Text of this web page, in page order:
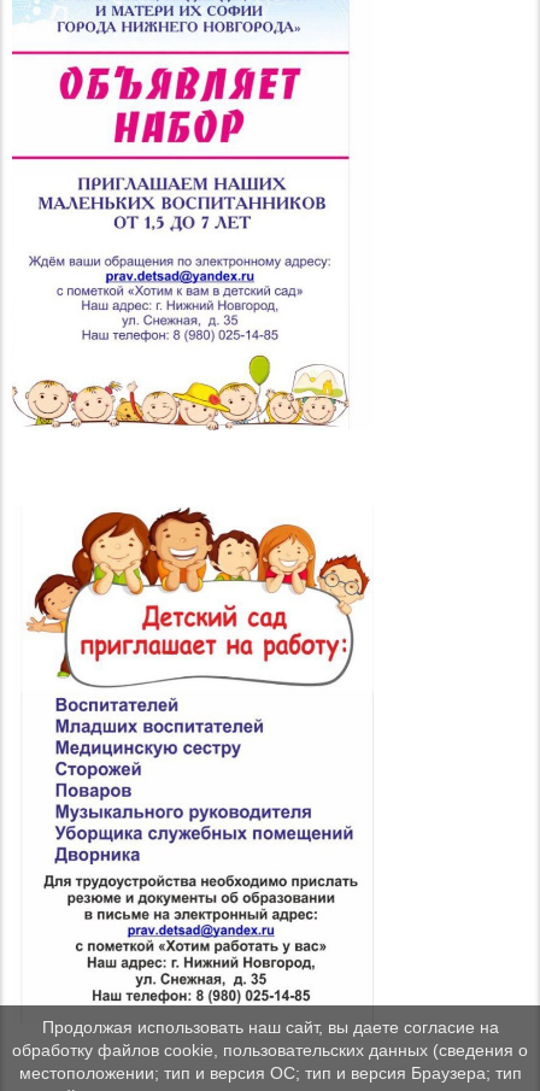
Продолжая использовать наш сайт, вы даете согласие на
обработку файлов cookie, пользовательских данных (сведения о
местоположении; тип и версия ОС; тип и версия Браузера; тип